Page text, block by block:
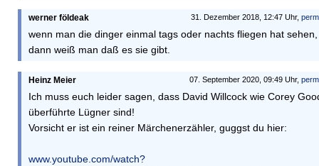
31. Dezember 2018, 12:47 Uhr,
werner földeak
wenn man die dinger einmal tags oder nachts fliegen hat sehen,
dann weiß man daß es sie gibt.
07. September 2020, 09:49 Uhr,
Heinz Meier
Ich muss euch leider sagen, dass David Willcock wie Corey
überführte Lügner sind!
Vorsicht er ist ein reiner Märchenerzähler, guggst du hier:
www.youtube.com/watch?